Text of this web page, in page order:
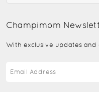
Champimom
With exclusive updates and